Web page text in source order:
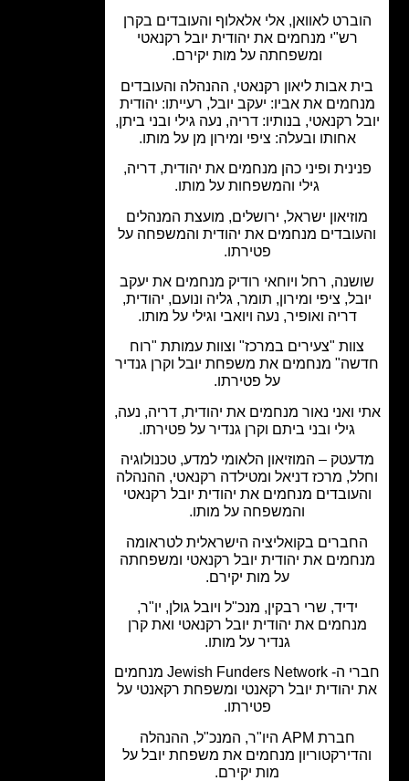
לאוואן, אלי אלאלוף והעובדים בקרן
רש"י מנחמים את יהודית יובל רקנאטי
ומשפחתה על מות יקירם.
אבות ליאון רקנאטי, ההנהלה והעובדים
את אביו: יעקב יובל, רעייתו: יהודית
רקנאטי, בנותיו: דריה, נעה גילי ובני ביתן,
אחותו ובעלה: ציפי ומירון מן על מותו.
ופיני כהן מנחמים את יהודית, דריה,
גילי והמשפחות על מותו.
ישראל, ירושלים, מועצת המנהלים
מנחמים את יהודית והמשפחה על
רחל ויוחאי רודיק מנחמים את יעקב
ציפי ומירון, תומר, גליה ונועם, יהודית,
דריה ואופיר, נעה ויואבי וגילי על מותו.
"צעירים במרכז" וצוות עמותת "רוח
מנחמים את משפחת יובל וקרן גנדיר
על פטירתו.
ואני נאור מנחמים את יהודית, דריה, נעה,
גילי ובני ביתם וקרן גנדיר על פטירתו.
– המוזיאון הלאומי למדע, טכנולוגיה
מרכז דניאל ומטילדה רקנאטי, ההנהלה
מנחמים את יהודית יובל רקנאטי
והמשפחה על מותו.
בקואליציה הישראלית לטראומה
את יהודית יובל רקנאטי ומשפחתה
על מות יקירם.
ידיד, שרי רבקין, מנכ"ל ויובל גולן, יו"ר,
את יהודית יובל רקנאטי ואת קרן
גנדיר על מותו.
חברי ה- Jewish Funders Network מנחמים
יהודית יובל רקאנטי ומשפחת רקאנטי על
חברת APM היו"ר, המנכ"ל, ההנהלה
מנחמים את משפחת יובל על
מות יקירם.